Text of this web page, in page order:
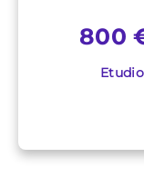
800